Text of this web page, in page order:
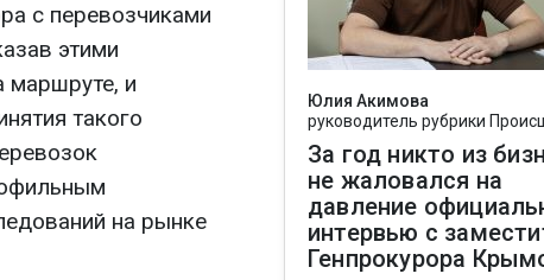
с перевозчиками
этими
маршруте, и
такого
на рынке
Юлия Акимова
руководитель рубрики
За год никто из
не жаловался на
давление
интервью с
Генпрокурора